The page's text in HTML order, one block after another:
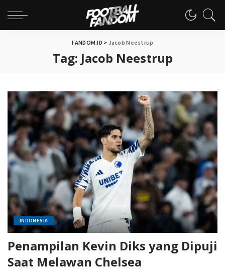
FANDOM.ID > Jacob Neestrup
Tag: Jacob Neestrup
INDONESIA
Penampilan Kevin Diks yang Dipuji
Saat Melawan Chelsea